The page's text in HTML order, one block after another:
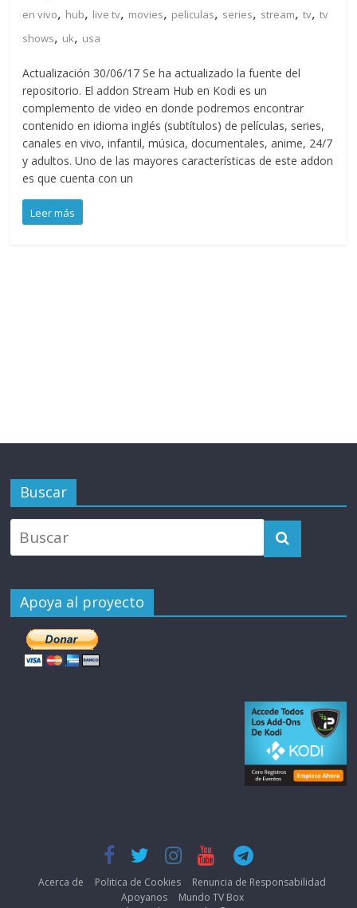
en vivo, hub, live tv, movies, peliculas, series, stream,tv,tv
shows, uk, usa
Actualización 30/06/17 Se ha actualizado la fuente del
repositorio. El addon Stream Hub en Kodi es un
complemento de video en donde podremos encontrar
contenido en idioma inglés (subtítulos) de películas, series,
canales en vivo, infantil, música, documentales, anime, 24/7
y adultos. Uno de las mayores características de este addon
es que cuenta con un
Leer más
Buscar
Apoya al proyecto
Acerca de Politica de Cookies
Renuncia de Responsabilidad
Apoyanos
Mundo TV Box